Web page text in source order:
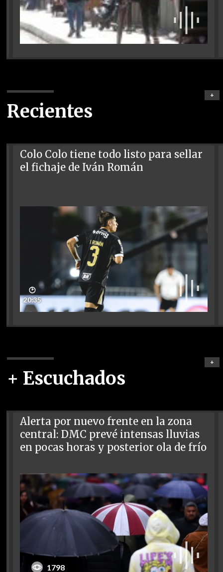
Recientes
+
Colo Colo tiene todo listo para sellar
el fichaje de Iván Román
🕑
20:35
+ Escuchados
+
Alerta por nuevo frente en la zona
central: DMC prevé intensas lluvias
en pocas horas y posterior ola de frío
1798